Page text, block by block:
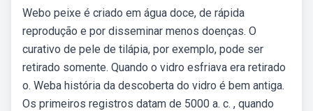
Webo peixe é criado em água doce, de rápida
reprodução e por disseminar menos doenças. O
curativo de pele de tilápia, por exemplo, pode ser
retirado somente. Quando o vidro esfriava era retirado
o. Weba história da descoberta do vidro é bem antiga.
Os primeiros registros datam de 5000 a. c. , quando